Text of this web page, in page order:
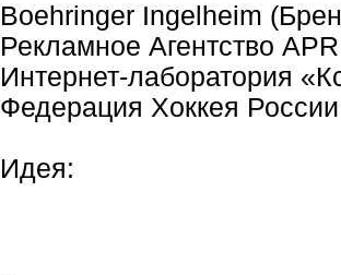
Boehringer Ingelheim
Рекламное Агентство
Интернет-лаборатория
Федерация Хоккея
Идея: